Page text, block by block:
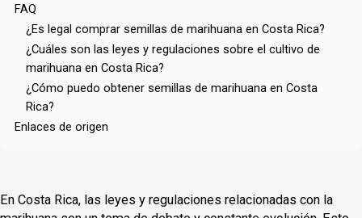
FAQ
¿Es legal comprar semillas de marihuana en Costa Rica?
¿Cuáles son las leyes y regulaciones sobre el cultivo de
marihuana en Costa Rica?
¿Cómo puedo obtener semillas de marihuana en Costa
Rica?
Enlaces de origen
En Costa Rica, las leyes y regulaciones relacionadas con la